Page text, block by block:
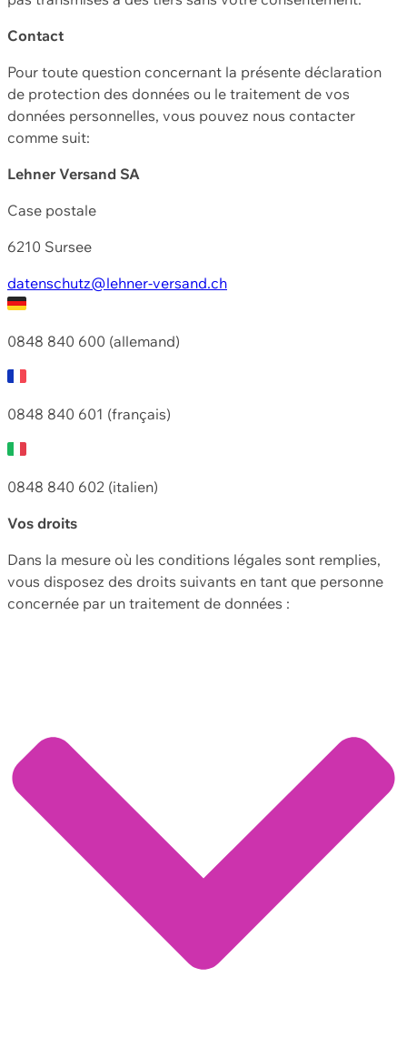
Contact
Pour toute question concernant la présente déclaration
de protection des données ou le traitement de vos
données personnelles, vous pouvez nous contacter
comme suit:
Lehner Versand SA
Case postale
6210 Sursee
datenschutz@lehner-versand.ch
0848 840 600 (allemand)
0848 840 601 (français)
0848 840 602 (italien)
Vos droits
Dans la mesure où les conditions légales sont remplies,
vous disposez des droits suivants en tant que personne
concernée par un traitement de données :